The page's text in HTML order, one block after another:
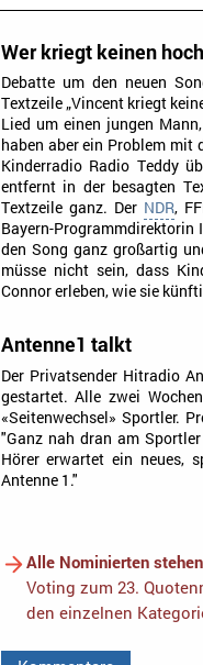
Wer kriegt keinen
Debatte um den neuen
Textzeile „Vincent kriegt
Lied um einen jungen
haben aber ein Problem mit
Kinderradio Radio Teddy
entfernt in der besagten
Textzeile ganz. Der NDR,
Bayern-Programmdirektorin
den Song ganz großartig
müsse nicht sein, dass
Connor erleben, wie sie
Antenne1 talkt
Der Privatsender Hitradio
gestartet. Alle zwei
«Seitenwechsel» Sportler.
"Ganz nah dran am
Hörer erwartet ein neues,
Antenne 1."
Alle Nominierten
Voting zum 23.
den einzelnen